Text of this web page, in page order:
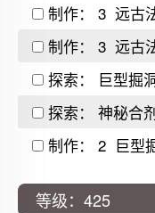
制作：
3 远古
制作：
3 远古
探索：
巨型掘
探索：
神秘合
制作：
2 巨型
等级：425